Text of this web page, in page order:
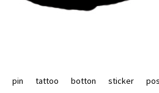
pin tattoo botton sticker